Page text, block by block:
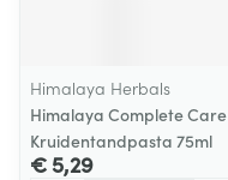
Himalaya Herbals
Himalaya Complete Care
Kruidentandpasta 75ml
€ 5,29